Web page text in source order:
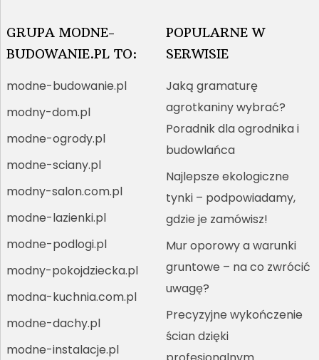
GRUPA MODNE-
BUDOWANIE.PL TO:
modne-budowanie.pl
modny-dom.pl
modne-ogrody.pl
modne-sciany.pl
modny-salon.com.pl
modne-lazienki.pl
modne-podlogi.pl
modny-pokojdziecka.pl
modna-kuchnia.com.pl
modne-dachy.pl
modne-instalacje.pl
POPULARNE W
SERWISIE
Jaką gramaturę
agrotkaniny wybrać?
Poradnik dla ogrodnika i
budowlańca
Najlepsze ekologiczne
tynki – podpowiadamy,
gdzie je zamówisz!
Mur oporowy a warunki
gruntowe – na co zwrócić
uwagę?
Precyzyjne wykończenie
ścian dzięki